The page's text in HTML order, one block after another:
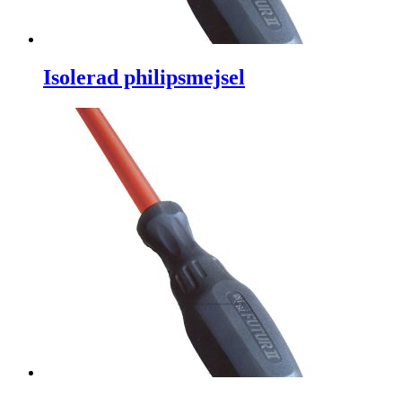
Isolerad philipsmejsel